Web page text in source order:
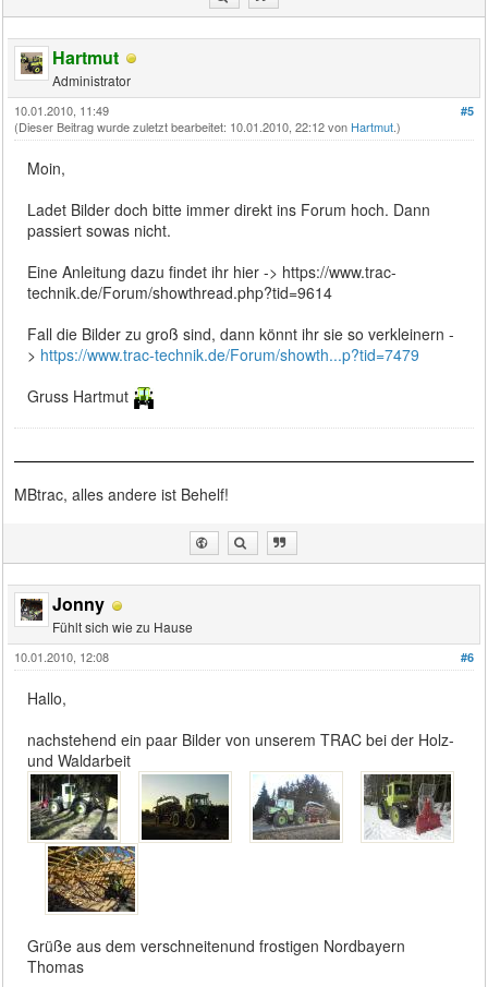
Hartmut
Administrator
#5
10.01.2010, 11:49
(Dieser Beitrag wurde zuletzt bearbeitet: 10.01.2010, 22:12 von Hartmut.)
Moin,
Ladet Bilder doch bitte immer direkt ins Forum hoch. Dann
passiert sowas nicht.
Eine Anleitung dazu findet ihr hier -> https://www.trac-
technik.de/Forum/showthread.php?tid=9614
Fall die Bilder zu groß sind, dann könnt ihr sie so verkleinern -
> https://www.trac-technik.de/Forum/showth...p?tid=7479
Gruss Hartmut
MBtrac, alles andere ist Behelf!
Jonny
Fühlt sich wie zu Hause
#6
10.01.2010, 12:08
Hallo,
nachstehend ein paar Bilder von unserem TRAC bei der Holz-
und Waldarbeit
Grüße aus dem verschneitenund frostigen Nordbayern
Thomas